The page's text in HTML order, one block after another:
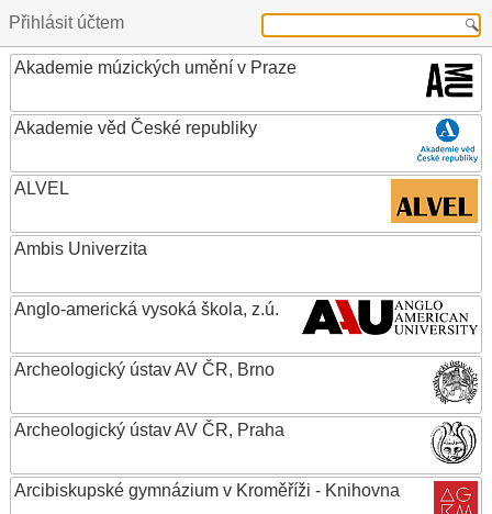
Přihlásit účtem
Akademie múzických umění v Praze
Akademie věd České republiky
ALVEL
Ambis Univerzita
Anglo-americká vysoká škola, z.ú.
Archeologický ústav AV ČR, Brno
Archeologický ústav AV ČR, Praha
Arcibiskupské gymnázium v Kroměříži - Knihovna